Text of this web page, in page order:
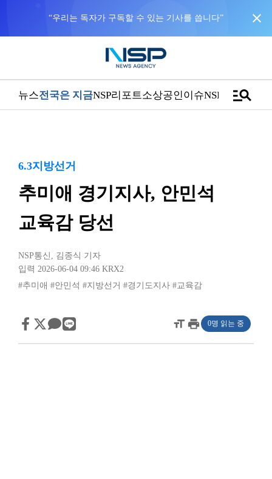
“우리는 독자가 구독할 수 있는 기사를 씁니다” close
뉴스전국은 지금NSP리포트소상공인이슈NSPTVmanage_search
6.3지방선거
추미애 경기지사, 안민석
교육감 당선
NSP통신 , 김종식 기자
입력 2026-06-04 09:46 KRX2
#추미애 #안민석 #지방선거 #경기도지사 #교육감
format_sizeprint 0명 읽는 중